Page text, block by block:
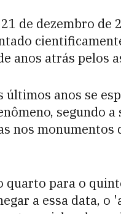
de dezembro
anos atrás pelos
últimos anos se
segundo
nos
quarto para o
a essa data,